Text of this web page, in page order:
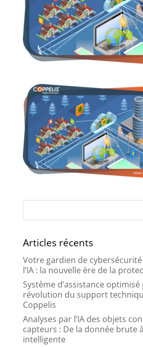
Articles récents
Votre gardien de
l’IA : la nouvelle ère de la
Système d’assistance optimisé
révolution du support
Coppelis
Analyses par l’IA des objets
capteurs : De la donnée brute
intelligente